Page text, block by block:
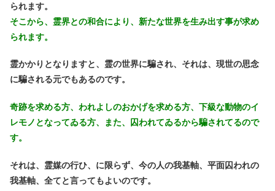
られます。
そこから、霊界との和合により、新たな世界を生み出す事が求め
られます。
霊かかりとなりますと、霊の世界に騙され、それは、現世の思念
に騙される元でもあるのです。
奇跡を求める方、われよしのおかげを求める方、下級な動物のイ
レモノとなってゐる方、また、囚われてゐるから騙されてるので
す。
それは、霊媒の行ひ、に限らず、今の人の我基軸、平面囚われの
我基軸、全てと言ってもよいのです。